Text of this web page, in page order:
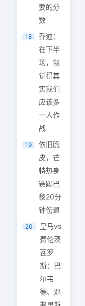
要的分
数
18
乔迪：
在下半
场，我
觉得其
实我们
应该多
一人作
战
19
依旧脆
皮，芒
特热身
赛踢巴
黎20分
钟伤退
20
皇马vs
费伦茨
瓦罗
斯：巴
尔韦
德、邓